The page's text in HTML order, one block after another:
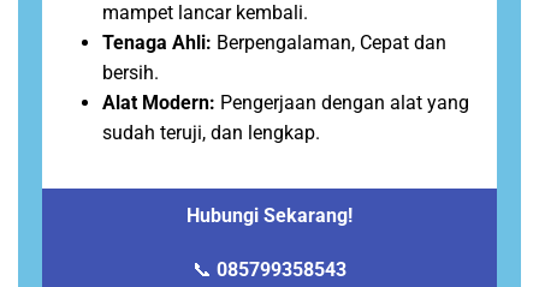
mampet lancar kembali.
Tenaga Ahli: Berpengalaman, Cepat dan
bersih.
Alat Modern: Pengerjaan dengan alat yang
sudah teruji, dan lengkap.
Hubungi Sekarang!
📞 085799358543